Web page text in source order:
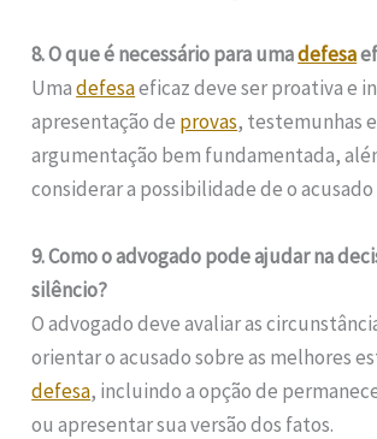
8. O que é necessário para umadefesa
Umadefesaeficaz deve ser proativa e
apresentação de provas, testemunhas
argumentação bem fundamentada,
considerar a possibilidade de o
9. Como o advogado pode ajudar na
silêncio?
O advogado deve avaliar as
orientar o acusado sobre as melhores
defesa, incluindo a opção de
ou apresentar sua versão dos fatos.